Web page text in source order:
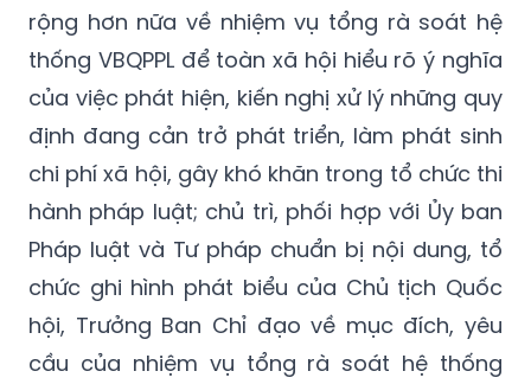
rộng hơn nữa về nhiệm vụ tổng rà soát hệ
thống VBQPPL để toàn xã hội hiểu rõ ý nghĩa
của việc phát hiện, kiến nghị xử lý những quy
định đang cản trở phát triển, làm phát sinh
chi phí xã hội, gây khó khăn trong tổ chức thi
hành pháp luật; chủ trì, phối hợp với Ủy ban
Pháp luật và Tư pháp chuẩn bị nội dung, tổ
chức ghi hình phát biểu của Chủ tịch Quốc
hội, Trưởng Ban Chỉ đạo về mục đích, yêu
cầu của nhiệm vụ tổng rà soát hệ thống